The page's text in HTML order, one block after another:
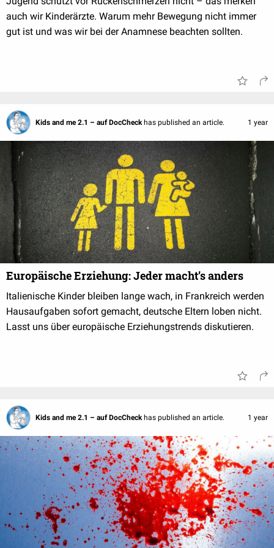
auch wir Kinderärzte. Warum mehr Bewegung nicht immer
gut ist und was wir bei der Anamnese beachten sollten.
Kids and me 2.1 – auf DocCheck has published an article. 1 year
Europäische Erziehung: Jeder macht’s anders
Italienische Kinder bleiben lange wach, in Frankreich werden
Hausaufgaben sofort gemacht, deutsche Eltern loben nicht.
Lasst uns über europäische Erziehungstrends diskutieren.
Kids and me 2.1 – auf DocCheck has published an article. 1 year